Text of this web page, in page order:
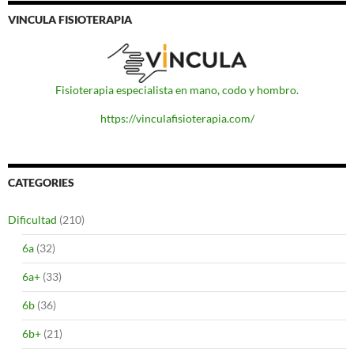
VINCULA FISIOTERAPIA
Fisioterapia especialista en mano, codo y hombro.
https://vinculafisioterapia.com/
CATEGORIES
Dificultad (210)
6a (32)
6a+ (33)
6b (36)
6b+ (21)